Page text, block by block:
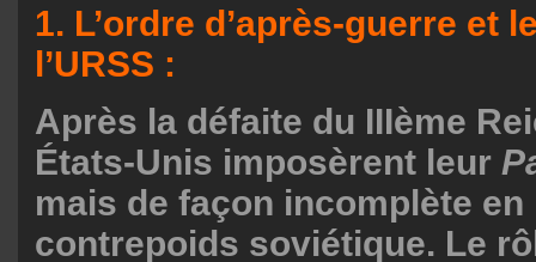
1. L’ordre d’après-guerre et
l’URSS :
Après la défaite du IIIème
États-Unis imposèrent leur
mais de façon incomplète
contrepoids soviétique. Le